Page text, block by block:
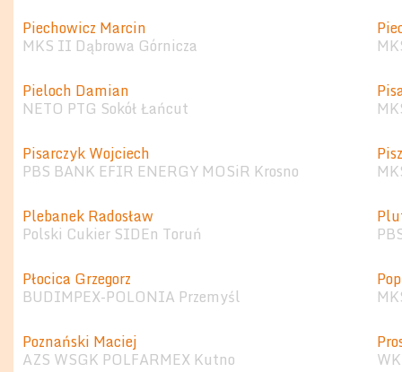
Piechowicz Marcin
MKS II Dąbrowa Górnicza
Pieloch Damian
NETO PTG Sokół Łańcut
Pisarczyk Wojciech
PBS BANK EFIR ENERGY MOSiR Krosno
Plebanek Radosław
Polski Cukier SIDEn Toruń
Płocica Grzegorz
BUDIMPEX-POLONIA Przemyśl
Poznański Maciej
AZS WSGK POLFARMEX Kutno